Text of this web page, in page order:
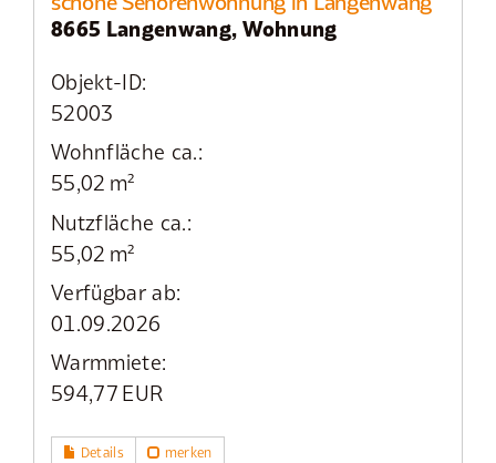
8665 Langenwang, Wohnung
Objekt-ID:
52003
Wohnfläche ca.:
55,02 m²
Nutzfläche ca.:
55,02 m²
Verfügbar ab:
01.09.2026
Warmmiete:
594,77 EUR
Details merken